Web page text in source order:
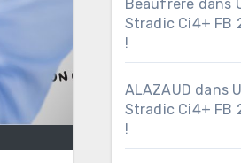
Beaufrere dans
Stradic Ci4+ FB
!
ALAZAUD dans
Stradic Ci4+ FB
!